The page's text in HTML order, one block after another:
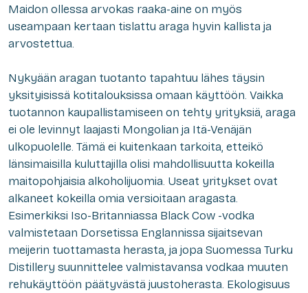
Maidon ollessa arvokas raaka-aine on myös
useampaan kertaan tislattu araga hyvin kallista ja
arvostettua.
Nykyään aragan tuotanto tapahtuu lähes täysin
yksityisissä kotitalouksissa omaan käyttöön. Vaikka
tuotannon kaupallistamiseen on tehty yrityksiä, araga
ei ole levinnyt laajasti Mongolian ja Itä-Venäjän
ulkopuolelle. Tämä ei kuitenkaan tarkoita, etteikö
länsimaisilla kuluttajilla olisi mahdollisuutta kokeilla
maitopohjaisia alkoholijuomia. Useat yritykset ovat
alkaneet kokeilla omia versioitaan aragasta.
Esimerkiksi Iso-Britanniassa Black Cow -vodka
valmistetaan Dorsetissa Englannissa sijaitsevan
meijerin tuottamasta herasta, ja jopa Suomessa Turku
Distillery suunnittelee valmistavansa vodkaa muuten
rehukäyttöön päätyvästä juustoherasta. Ekologisuus